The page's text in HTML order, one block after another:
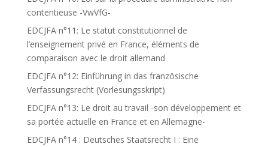
contentieuse -VwVfG-
EDCJFA n°11: Le statut constitutionnel de
l’enseignement privé en France, éléments de
comparaison avec le droit allemand
EDCJFA n°12: Einführung in das französische
Verfassungsrecht (Vorlesungsskript)
EDCJFA n°13: Le droit au travail -son développement et
sa portée actuelle en France et en Allemagne-
EDCJFA n°14 : Deutsches Staatsrecht I : Eine